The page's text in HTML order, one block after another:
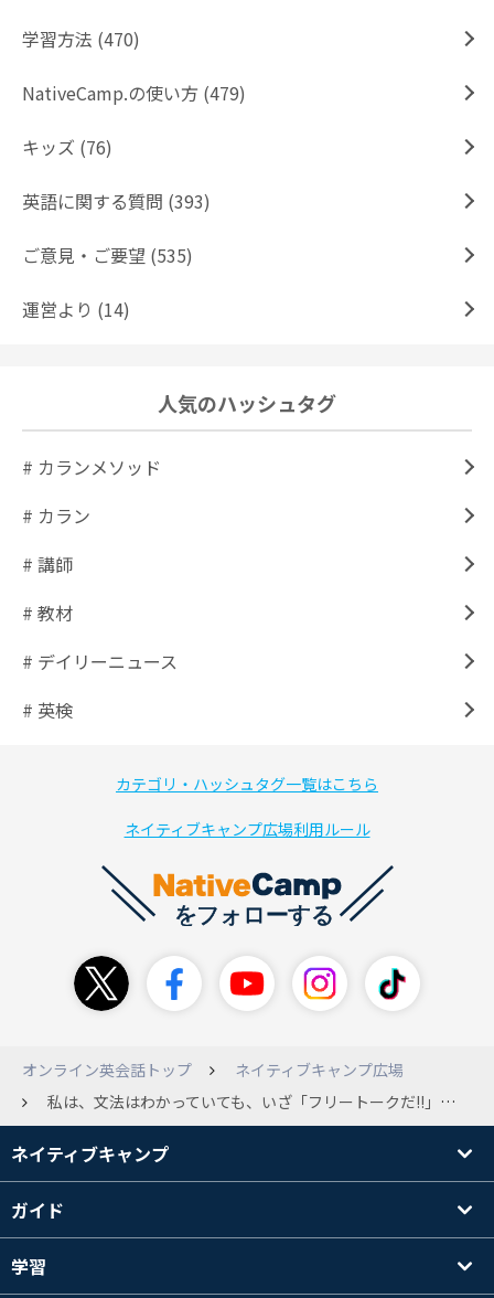
学習方法 (470)
NativeCamp.の使い方 (479)
キッズ (76)
英語に関する質問 (393)
ご意見・ご要望 (535)
運営より (14)
人気のハッシュタグ
# カランメソッド
# カラン
# 講師
# 教材
# デイリーニュース
# 英検
カテゴリ・ハッシュタグ一覧はこちら
ネイティブキャンプ広場利用ルール
オンライン英会話トップ
ネイティブキャンプ広場
私は、文法はわかっていても、いざ「フリートークだ!!」となると、言葉が出なくなってきてしまいます。 どのようなことをすれば、フリートークのときに、スッと言葉（文法）が出てくるのでしょうか。 皆さんの意見を聞かせて下さい。
ネイティブキャンプ
ガイド
学習